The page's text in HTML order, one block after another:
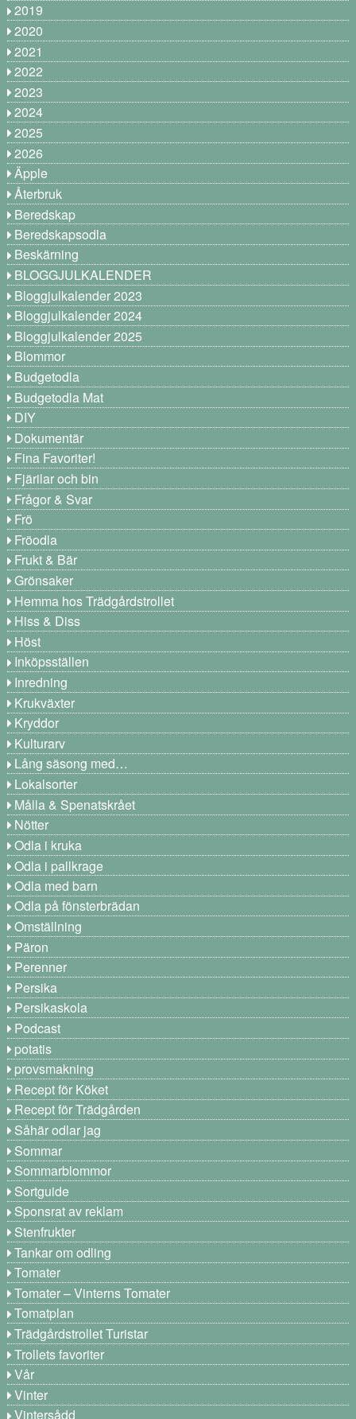
2019
2020
2021
2022
2023
2024
2025
2026
Äpple
Återbruk
Beredskap
Beredskapsodla
Beskärning
BLOGGJULKALENDER
Bloggjulkalender 2023
Bloggjulkalender 2024
Bloggjulkalender 2025
Blommor
Budgetodla
Budgetodla Mat
DIY
Dokumentär
Fina Favoriter!
Fjärilar och bin
Frågor & Svar
Frö
Fröodla
Frukt & Bär
Grönsaker
Hemma hos Trädgårdstrollet
Hiss & Diss
Höst
Inköpsställen
Inredning
Krukväxter
Kryddor
Kulturarv
Lång säsong med…
Lokalsorter
Målla & Spenatskrået
Nötter
Odla i kruka
Odla i pallkrage
Odla med barn
Odla på fönsterbrädan
Omställning
Päron
Perenner
Persika
Persikaskola
Podcast
potatis
provsmakning
Recept för Köket
Recept för Trädgården
Såhär odlar jag
Sommar
Sommarblommor
Sortguide
Sponsrat av reklam
Stenfrukter
Tankar om odling
Tomater
Tomater – Vinterns Tomater
Tomatplan
Trädgårdstrollet Turistar
Trollets favoriter
Vår
Vinter
Vintersådd